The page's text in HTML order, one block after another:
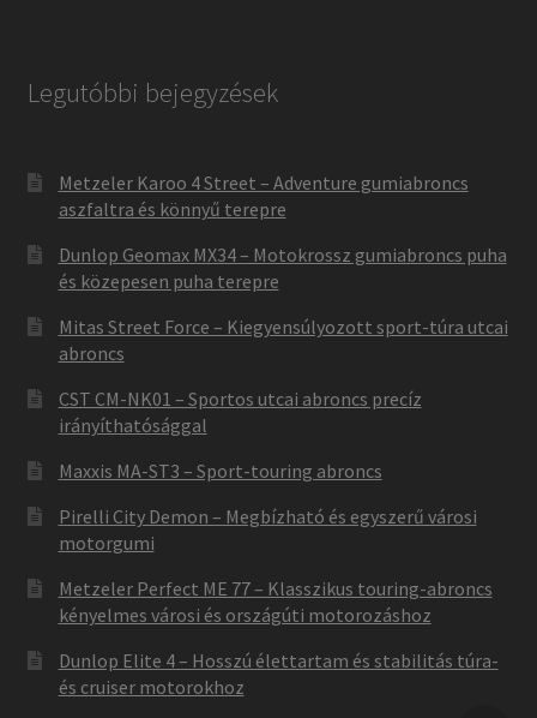
Legutóbbi bejegyzések
Metzeler Karoo 4 Street – Adventure gumiabroncs
aszfaltra és könnyű terepre
Dunlop Geomax MX34 – Motokrossz gumiabroncs puha
és közepesen puha terepre
Mitas Street Force – Kiegyensúlyozott sport-túra utcai
abroncs
CST CM-NK01 – Sportos utcai abroncs precíz
irányíthatósággal
Maxxis MA-ST3 – Sport-touring abroncs
Pirelli City Demon – Megbízható és egyszerű városi
motorgumi
Metzeler Perfect ME 77 – Klasszikus touring-abroncs
kényelmes városi és országúti motorozáshoz
Dunlop Elite 4 – Hosszú élettartam és stabilitás túra-
és cruiser motorokhoz